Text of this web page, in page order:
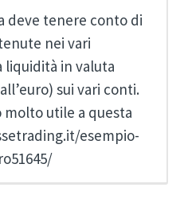
deve tenere conto di
nei vari
in valuta
sui vari conti.
molto utile a questa
esempio-